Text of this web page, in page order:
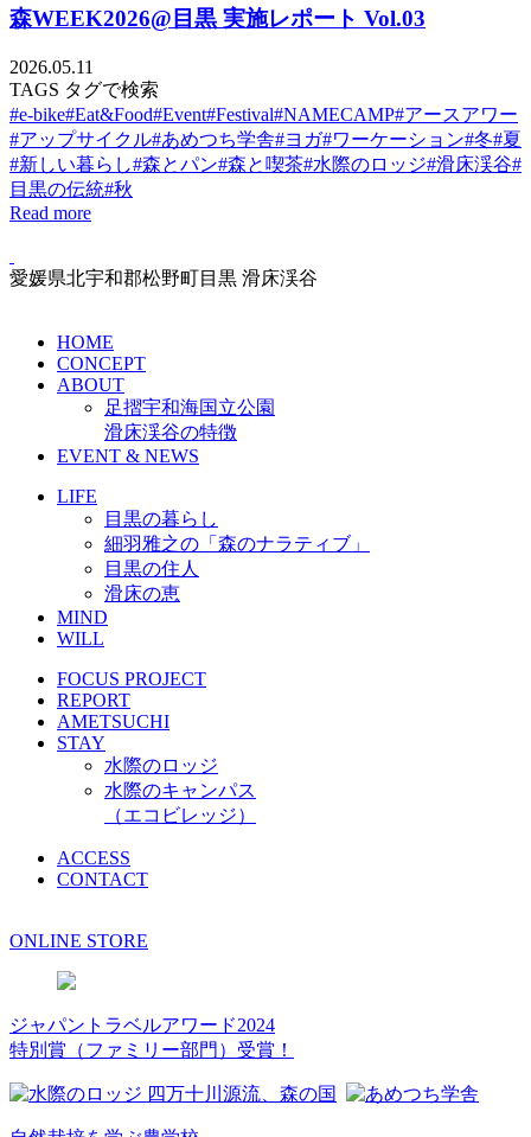
森WEEK2026@目黒 実施レポート Vol.03
2026.05.11
TAGS タグで検索
#e-bike#Eat&Food#Event#Festival#NAMECAMP#アースアワー
#アップサイクル#あめつち学舎#ヨガ#ワーケーション#冬#夏
#新しい暮らし#森とパン#森と喫茶#水際のロッジ#滑床渓谷#
目黒の伝統#秋
Read more
愛媛県北宇和郡松野町目黒 滑床渓谷
HOME
CONCEPT
ABOUT
足摺宇和海国立公園
滑床渓谷の特徴
EVENT & NEWS
LIFE
目黒の暮らし
細羽雅之の「森のナラティブ」
目黒の住人
滑床の恵
MIND
WILL
FOCUS PROJECT
REPORT
AMETSUCHI
STAY
水際のロッジ
水際のキャンパス
（エコビレッジ）
ACCESS
CONTACT
ONLINE STORE
ジャパントラベルアワード2024
特別賞（ファミリー部門）受賞！